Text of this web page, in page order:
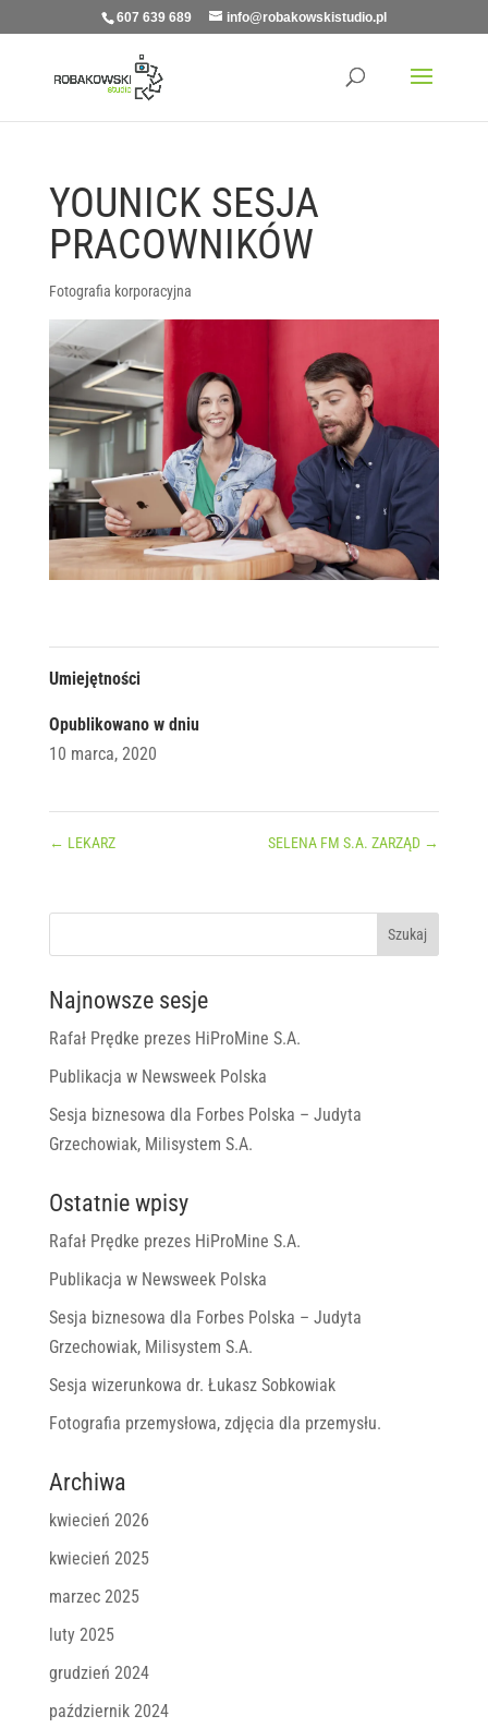
607 639 689 info@robakowskistudio.pl
YOUNICK SESJA
PRACOWNIKÓW
Fotografia korporacyjna
Umiejętności
Opublikowano w dniu
10 marca, 2020
← LEKARZ SELENA FM S.A. ZARZĄD →
Najnowsze sesje
Rafał Prędke prezes HiProMine S.A.
Publikacja w Newsweek Polska
Sesja biznesowa dla Forbes Polska – Judyta
Grzechowiak, Milisystem S.A.
Ostatnie wpisy
Rafał Prędke prezes HiProMine S.A.
Publikacja w Newsweek Polska
Sesja biznesowa dla Forbes Polska – Judyta
Grzechowiak, Milisystem S.A.
Sesja wizerunkowa dr. Łukasz Sobkowiak
Fotografia przemysłowa, zdjęcia dla przemysłu.
Archiwa
kwiecień 2026
kwiecień 2025
marzec 2025
luty 2025
grudzień 2024
październik 2024